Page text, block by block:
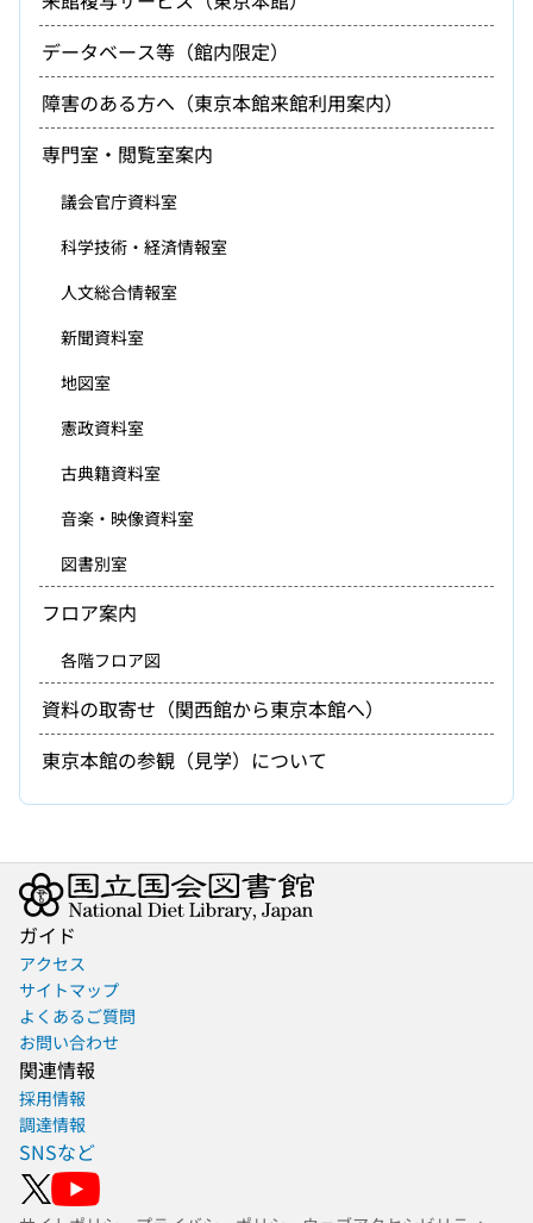
データベース等（館内限定）
障害のある方へ（東京本館来館利用案内）
専門室・閲覧室案内
議会官庁資料室
科学技術・経済情報室
人文総合情報室
新聞資料室
地図室
憲政資料室
古典籍資料室
音楽・映像資料室
図書別室
フロア案内
各階フロア図
資料の取寄せ（関西館から東京本館へ）
東京本館の参観（見学）について
ガイド
アクセス
サイトマップ
よくあるご質問
お問い合わせ
関連情報
採用情報
調達情報
SNSなど